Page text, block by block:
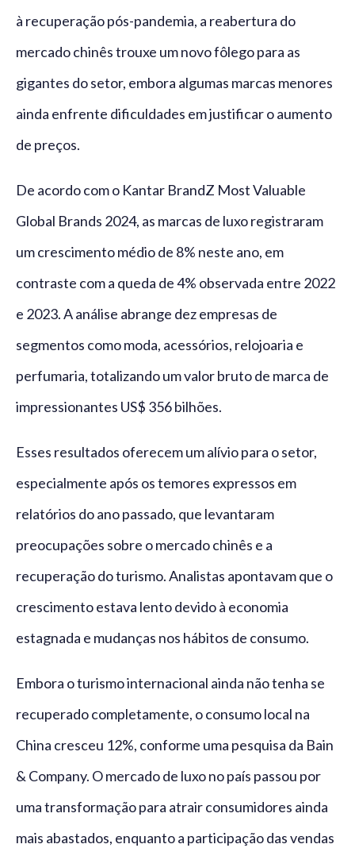
à recuperação pós-pandemia, a reabertura do
mercado chinês trouxe um novo fôlego para as
gigantes do setor, embora algumas marcas menores
ainda enfrente dificuldades em justificar o aumento
de preços.
De acordo com o Kantar BrandZ Most Valuable
Global Brands 2024, as marcas de luxo registraram
um crescimento médio de 8% neste ano, em
contraste com a queda de 4% observada entre 2022
e 2023. A análise abrange dez empresas de
segmentos como moda, acessórios, relojoaria e
perfumaria, totalizando um valor bruto de marca de
impressionantes US$ 356 bilhões.
Esses resultados oferecem um alívio para o setor,
especialmente após os temores expressos em
relatórios do ano passado, que levantaram
preocupações sobre o mercado chinês e a
recuperação do turismo. Analistas apontavam que o
crescimento estava lento devido à economia
estagnada e mudanças nos hábitos de consumo.
Embora o turismo internacional ainda não tenha se
recuperado completamente, o consumo local na
China cresceu 12%, conforme uma pesquisa da Bain
& Company. O mercado de luxo no país passou por
uma transformação para atrair consumidores ainda
mais abastados, enquanto a participação das vendas